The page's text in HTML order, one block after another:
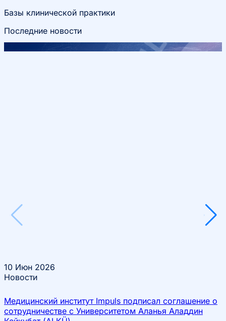
Базы клинической практики
Последние новости
10 Июн 2026
Новости
Медицинский институт Impuls подписал соглашение о
сотрудничестве с Университетом Аланья Аладдин